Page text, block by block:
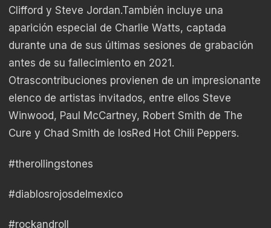
Clifford y Steve Jordan.También incluye una
aparición especial de Charlie Watts, captada
durante una de sus últimas sesiones de grabación
antes de su fallecimiento en 2021.
Otrascontribuciones provienen de un impresionante
elenco de artistas invitados, entre ellos Steve
Winwood, Paul McCartney, Robert Smith de The
Cure y Chad Smith de losRed Hot Chili Peppers.
#therollingstones
#diablosrojosdelmexico
#rockandroll